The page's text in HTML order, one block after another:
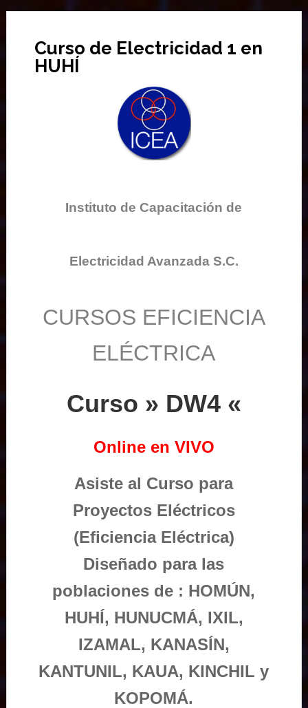
Curso de Electricidad 1 en
HUHÍ
Instituto de Capacitación de
Electricidad Avanzada S.C.
CURSOS EFICIENCIA
ELÉCTRICA
Curso » DW4 «
Online en VIVO
Asiste al Curso para
Proyectos Eléctricos
(Eficiencia Eléctrica)
Diseñado para las
poblaciones de : HOMÚN,
HUHÍ, HUNUCMÁ, IXIL,
IZAMAL, KANASÍN,
KANTUNIL, KAUA, KINCHIL y
KOPOMÁ.